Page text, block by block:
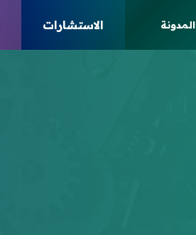
المدونة الاستشارات